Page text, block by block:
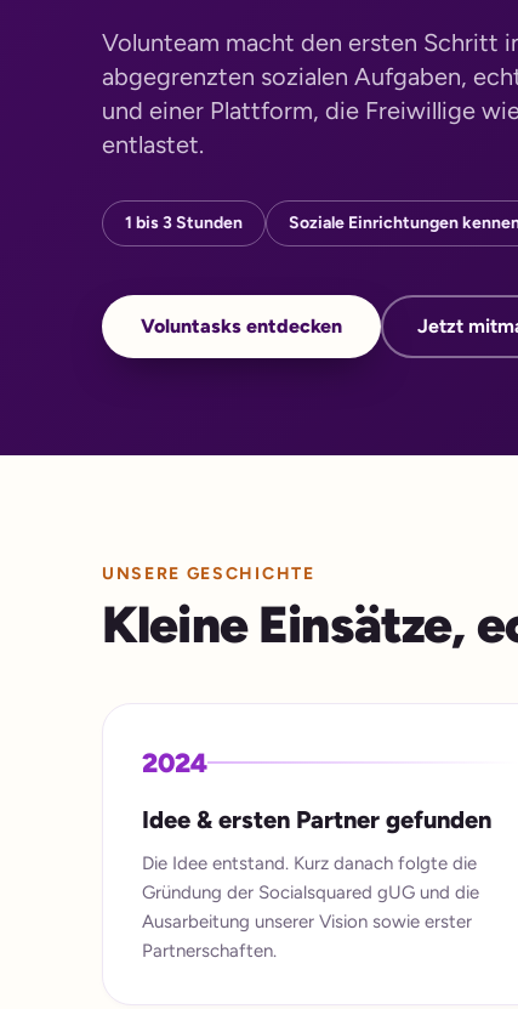
Volunteam macht den ersten Schritt
abgegrenzten sozialen Aufgaben,
und einer Plattform, die Freiwillige
entlastet.
1 bis 3 Stunden Soziale Einrichtungen
Voluntasks entdecken Jetzt
UNSERE GESCHICHTE
Kleine Einsätze,
2024
Idee & ersten Partner gefunden
Die Idee entstand. Kurz danach folgte die
Gründung der Socialsquared gUG und die
Ausarbeitung unserer Vision sowie erster
Partnerschaften.